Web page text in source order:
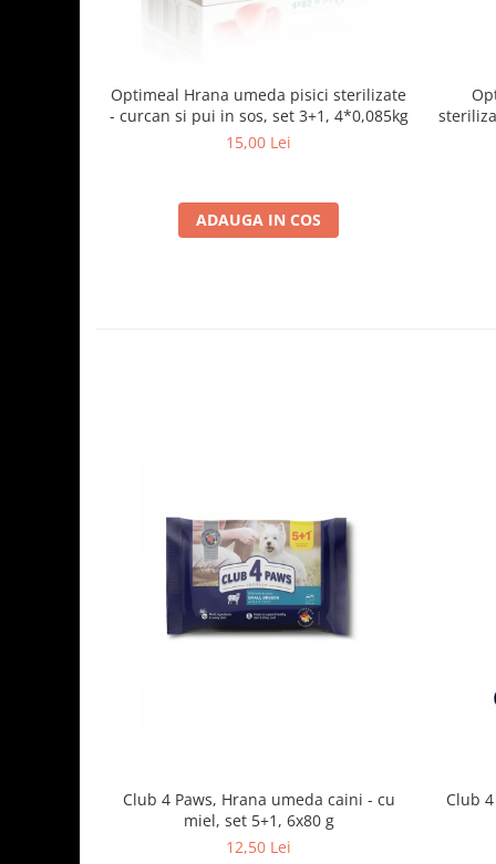
Optimeal Hrana umeda pisici sterilizate
- curcan si pui in sos, set 3+1, 4*0,085kg
15,00 Lei
ADAUGA IN COS
Club 4 Paws, Hrana umeda caini - cu
miel, set 5+1, 6x80 g
12,50 Lei
Club